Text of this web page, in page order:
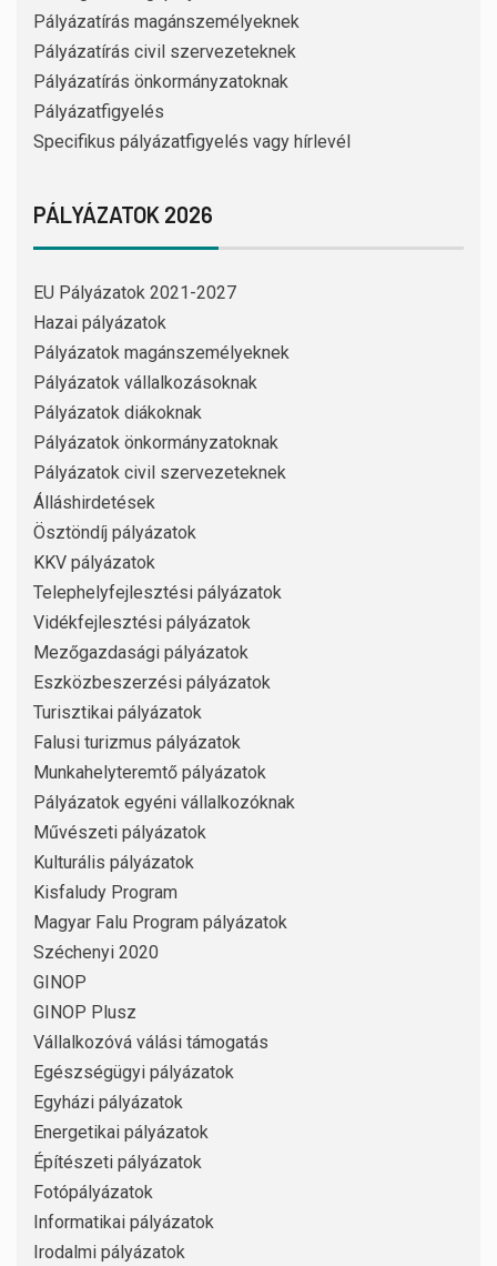
Pályázatírás magánszemélyeknek
Pályázatírás civil szervezeteknek
Pályázatírás önkormányzatoknak
Pályázatfigyelés
Specifikus pályázatfigyelés vagy hírlevél
PÁLYÁZATOK 2026
EU Pályázatok 2021-2027
Hazai pályázatok
Pályázatok magánszemélyeknek
Pályázatok vállalkozásoknak
Pályázatok diákoknak
Pályázatok önkormányzatoknak
Pályázatok civil szervezeteknek
Álláshirdetések
Ösztöndíj pályázatok
KKV pályázatok
Telephelyfejlesztési pályázatok
Vidékfejlesztési pályázatok
Mezőgazdasági pályázatok
Eszközbeszerzési pályázatok
Turisztikai pályázatok
Falusi turizmus pályázatok
Munkahelyteremtő pályázatok
Pályázatok egyéni vállalkozóknak
Művészeti pályázatok
Kulturális pályázatok
Kisfaludy Program
Magyar Falu Program pályázatok
Széchenyi 2020
GINOP
GINOP Plusz
Vállalkozóvá válási támogatás
Egészségügyi pályázatok
Egyházi pályázatok
Energetikai pályázatok
Építészeti pályázatok
Fotópályázatok
Informatikai pályázatok
Irodalmi pályázatok